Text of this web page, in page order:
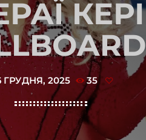
ГРУДНЯ, 2025 35